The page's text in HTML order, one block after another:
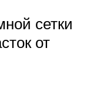
сетки
от